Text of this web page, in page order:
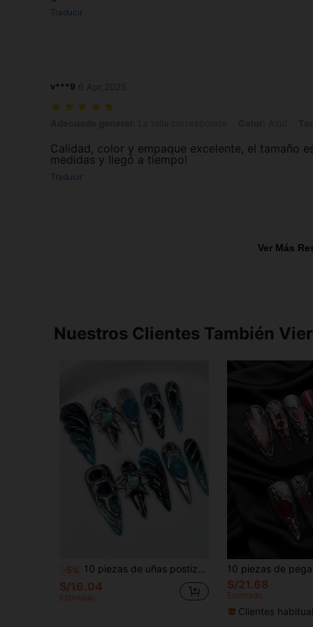
Traducir
v***9
Calidad, color y empaque excelente, el tamaño
medidas y llegó a tiempo!
Traducir
Ver Más
Nuestros Clientes También
-5% 10 piezas de uñas postizas de estilo stiletto largo en azul & plata, súper suaves & duraderas, adecuadas para mujeres y niñas, uñas postizas de salón profesional, suministros de arte de uñas, uñas postizas hechas a mano
S/16.04
Estimado
S/21.68
Estimado
Clientes